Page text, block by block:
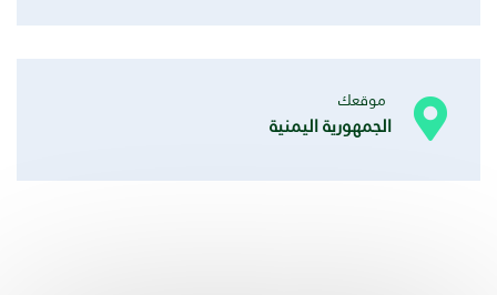
موقعك
الجمهورية اليمنية